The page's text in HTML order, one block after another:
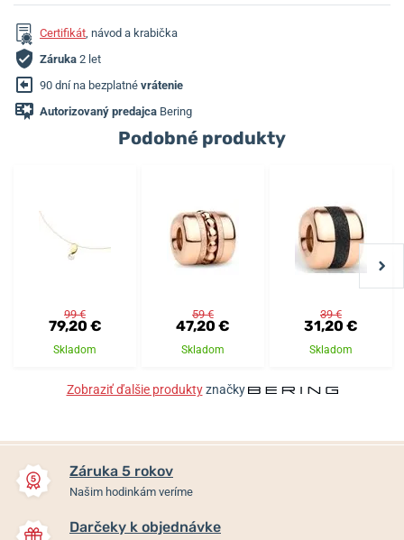
Certifikát, návod a krabička
Záruka 2 let
90 dní na bezplatné vrátenie
Autorizovaný predajca Bering
Podobné produkty
99 €
79,20 €
Skladom
59 €
47,20 €
Skladom
39 €
31,20 €
Skladom
Zobraziť ďalšie produktyznačky
Záruka 5 rokov
Našim hodinkám veríme
Darčeky k objednávke